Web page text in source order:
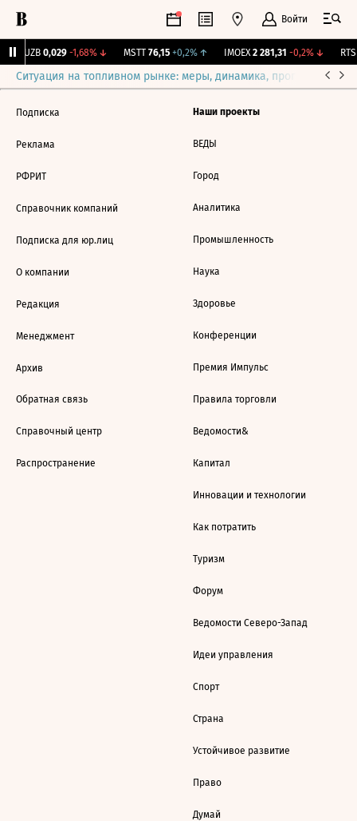
Войти
KUZB 0,029 -1,68%↓ MSTT 76,15 +0,2%↑ IMOEX 2 281,31 -0,2%↓ RTSI
Ситуация на топливном рынке: меры, динамика, прогнозы
Подписка
Реклама
РФРИТ
Справочник компаний
Подписка для юр.лиц
О компании
Редакция
Менеджмент
Архив
Обратная связь
Справочный центр
Распространение
Наши проекты
ВЕДЫ
Город
Аналитика
Промышленность
Наука
Здоровье
Конференции
Премия Импульс
Правила торговли
Ведомости&
Капитал
Инновации и технологии
Как потратить
Туризм
Форум
Ведомости Северо-Запад
Идеи управления
Спорт
Страна
Устойчивое развитие
Право
Думай